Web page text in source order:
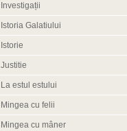
Investigații
Istoria Galatiului
Istorie
Justitie
La estul estului
Mingea cu felii
Mingea cu mâner